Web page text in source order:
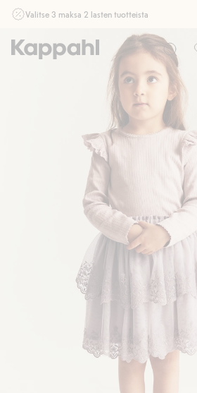
Valitse 3 maksa 2 lasten tuotteista
Ei Newbie. Ostaessasi 2 tuotetta tai enemmän.
myymälässä ja verkossa. Ei voi yhdistää muihin
Osta nyt